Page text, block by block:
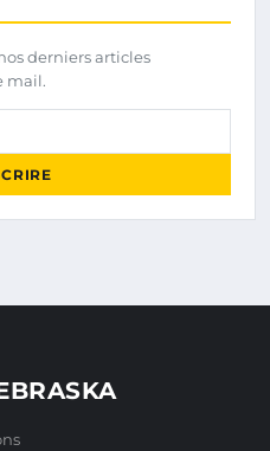
derniers articles
mail.